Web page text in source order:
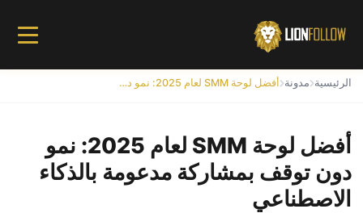
الرئيسية مدونة أفضل لوحة SMM لعام 2025: نمو دون توقف بمشاركة مدعومة بالذكاء الاصطناعي
أفضل لوحة SMM لعام 2025: نمو
دون توقف بمشاركة مدعومة بالذكاء
الاصطناعي